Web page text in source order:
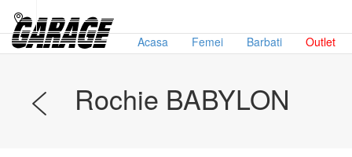
Acasa Femei Barbati Outlet
Rochie BABYLON